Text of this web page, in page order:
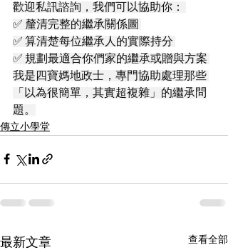
歡迎私訊諮詢，我們可以協助你：
✅ 釐清完整的繼承關係圖
✅ 算清楚每位繼承人的實際持分
✅ 規劃最適合你們家的繼承或贈與方案
我是四寶媽地政士，專門協助處理那些
「以為很簡單，其實超複雜」的繼承問
題。
傳立小學堂
最新文章 查看全部